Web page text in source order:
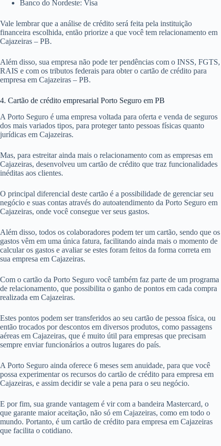
Banco do Nordeste: Visa
Vale lembrar que a análise de crédito será feita pela instituição
financeira escolhida, então priorize a que você tem relacionamento em
Cajazeiras – PB.
Além disso, sua empresa não pode ter pendências com o INSS, FGTS,
RAIS e com os tributos federais para obter o cartão de crédito para
empresa em Cajazeiras – PB.
4. Cartão de crédito empresarial Porto Seguro em PB
A Porto Seguro é uma empresa voltada para oferta e venda de seguros
dos mais variados tipos, para proteger tanto pessoas físicas quanto
jurídicas em Cajazeiras.
Mas, para estreitar ainda mais o relacionamento com as empresas em
Cajazeiras, desenvolveu um cartão de crédito que traz funcionalidades
inéditas aos clientes.
O principal diferencial deste cartão é a possibilidade de gerenciar seu
negócio e suas contas através do autoatendimento da Porto Seguro em
Cajazeiras, onde você consegue ver seus gastos.
Além disso, todos os colaboradores podem ter um cartão, sendo que os
gastos vêm em uma única fatura, facilitando ainda mais o momento de
calcular os gastos e avaliar se estes foram feitos da forma correta em
sua empresa em Cajazeiras.
Com o cartão da Porto Seguro você também faz parte de um programa
de relacionamento, que possibilita o ganho de pontos em cada compra
realizada em Cajazeiras.
Estes pontos podem ser transferidos ao seu cartão de pessoa física, ou
então trocados por descontos em diversos produtos, como passagens
aéreas em Cajazeiras, que é muito útil para empresas que precisam
sempre enviar funcionários a outros lugares do país.
A Porto Seguro ainda oferece 6 meses sem anuidade, para que você
possa experimentar os recursos do cartão de crédito para empresa em
Cajazeiras, e assim decidir se vale a pena para o seu negócio.
E por fim, sua grande vantagem é vir com a bandeira Mastercard, o
que garante maior aceitação, não só em Cajazeiras, como em todo o
mundo. Portanto, é um cartão de crédito para empresa em Cajazeiras
que facilita o cotidiano.